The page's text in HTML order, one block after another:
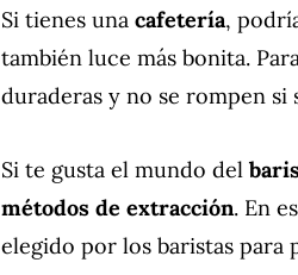
Si tienes una cafetería,
también luce más bonita.
duraderas y no se rompen si
Si te gusta el mundo del
métodos de extracción. En
elegido por los baristas para